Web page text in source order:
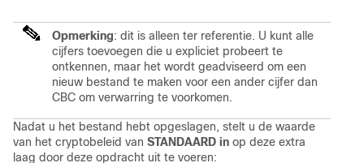
Opmerking: dit is alleen ter referentie. U kunt alle
cijfers toevoegen die u expliciet probeert te
ontkennen, maar het wordt geadviseerd om een
nieuw bestand te maken voor een ander cijfer dan
CBC om verwarring te voorkomen.
Nadat u het bestand hebt opgeslagen, stelt u de waarde
van het cryptobeleid van STANDAARD in op deze extra
laag door deze opdracht uit te voeren: